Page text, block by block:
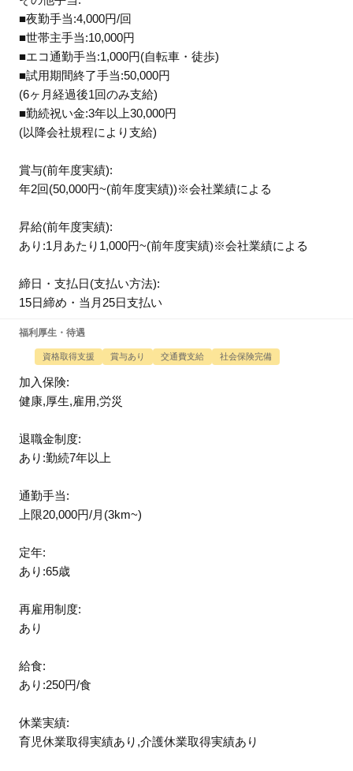
■夜勤手当:4,000円/回
■世帯主手当:10,000円
■エコ通勤手当:1,000円(自転車・徒歩)
■試用期間終了手当:50,000円
(6ヶ月経過後1回のみ支給)
■勤続祝い金:3年以上30,000円
(以降会社規程により支給)
賞与(前年度実績):
年2回(50,000円~(前年度実績))※会社業績による
昇給(前年度実績):
あり:1月あたり1,000円~(前年度実績)※会社業績による
締日・支払日(支払い方法):
15日締め・当月25日支払い
福利厚生・待遇
資格取得支援 賞与あり 交通費支給 社会保険完備
加入保険:
健康,厚生,雇用,労災
退職金制度:
あり:勤続7年以上
通勤手当:
上限20,000円/月(3km~)
定年:
あり:65歳
再雇用制度:
あり
給食:
あり:250円/食
休業実績:
育児休業取得実績あり,介護休業取得実績あり